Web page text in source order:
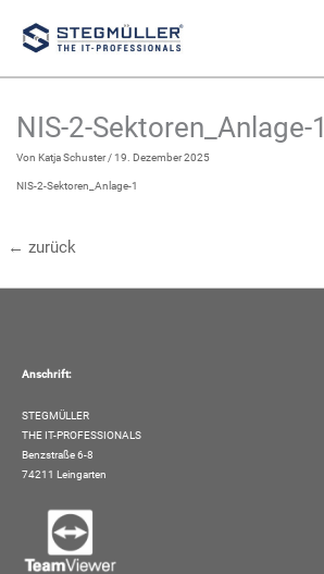
Inhalt
springen
NIS-2-Sektoren_Anlage-1
VonKatja Schuster/19. Dezember 2025
NIS-2-Sektoren_Anlage-1
← zurück
Anschrift:
STEGMÜLLER
THE IT-PROFESSIONALS
Benzstraße 6-8
74211 Leingarten